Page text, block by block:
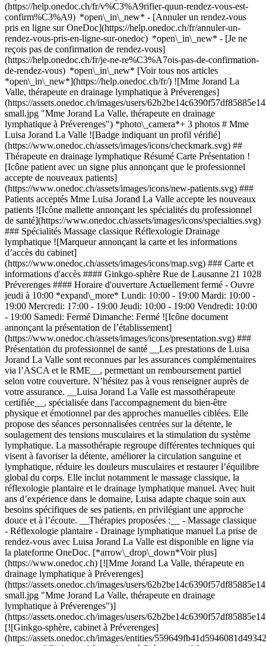
(https://help.onedoc.ch/fr/v%C3%A9rifier-quun-rendez-vous-est-
confirm%C3%A9) *open\_in\_new* - [Annuler un rendez-vous
pris en ligne sur OneDoc](https://help.onedoc.ch/fr/annuler-un-
rendez-vous-pris-en-ligne-sur-onedoc) *open\_in\_new* - [Je ne
reçois pas de confirmation de rendez-vous]
(https://help.onedoc.ch/fr/je-ne-re%C3%A7ois-pas-de-confirmation-
de-rendez-vous) *open\_in\_new* [Voir tous nos articles
*open\_in\_new*](https://help.onedoc.ch/fr/) ![Mme Jorand La
Valle, thérapeute en drainage lymphatique à Préverenges]
(https://assets.onedoc.ch/images/users/
small.jpg "Mme Jorand La Valle, thérapeute en drainage
lymphatique à Préverenges") *photo\_camera*+ 3 photos # Mme
Luisa Jorand La Valle ![Badge indiquant un profil vérifié]
(https://www.onedoc.ch/assets/images/icons/checkmark.svg) ##
Thérapeute en drainage lymphatique Résumé Carte Présentation !
[Icône patient avec un signe plus annonçant que le professionnel
accepte de nouveaux patients]
(https://www.onedoc.ch/assets/images/icons/new-patients.svg) ###
Patients acceptés Mme Luisa Jorand La Valle accepte les nouveaux
patients ![Icône mallette annonçant les spécialités du professionnel
de santé](https://www.onedoc.ch/assets/images/icons/specialties.svg)
### Spécialités Massage classique Réflexologie Drainage
lymphatique ![Marqueur annonçant la carte et les informations
d’accès du cabinet]
(https://www.onedoc.ch/assets/images/icons/map.svg) ### Carte et
informations d'accès #### Ginkgo-sphère Rue de Lausanne 21 1028
Préverenges #### Horaire d'ouverture Actuellement fermé - Ouvre
jeudi à 10:00 *expand\_more* Lundi: 10:00 - 19:00 Mardi: 10:00 -
19:00 Mercredi: 17:00 - 19:00 Jeudi: 10:00 - 19:00 Vendredi: 10:00
- 19:00 Samedi: Fermé Dimanche: Fermé ![Icône document
annonçant la présentation de l’établissement]
(https://www.onedoc.ch/assets/images/icons/presentation.svg) ###
Présentation du professionnel de santé __Les prestations de Luisa
Jorand La Valle sont reconnues par les assurances complémentaires
via l’ASCA et le RME__, permettant un remboursement partiel
selon votre couverture. N’hésitez pas à vous renseigner auprès de
votre assurance. __Luisa Jorand La Valle est massothérapeute
certifiée__, spécialisée dans l'accompagnement du bien-être
physique et émotionnel par des approches manuelles ciblées. Elle
propose des séances personnalisées centrées sur la détente, le
soulagement des tensions musculaires et la stimulation du système
lymphatique. La massothérapie regroupe différentes techniques qui
visent à favoriser la détente, améliorer la circulation sanguine et
lymphatique, réduire les douleurs musculaires et restaurer l’équilibre
global du corps. Elle inclut notamment le massage classique, la
réflexologie plantaire et le drainage lymphatique manuel. Avec huit
ans d’expérience dans le domaine, Luisa adapte chaque soin aux
besoins spécifiques de ses patients, en privilégiant une approche
douce et à l’écoute. __Thérapies proposées :__ - Massage classique
- Réflexologie plantaire - Drainage lymphatique manuel La prise de
rendez-vous avec Luisa Jorand La Valle est disponible en ligne via
la plateforme OneDoc. [*arrow\_drop\_down*Voir plus]
(https://www.onedoc.ch) [![Mme Jorand La Valle, thérapeute en
drainage lymphatique à Préverenges]
(https://assets.onedoc.ch/images/users/
small.jpg "Mme Jorand La Valle, thérapeute en drainage
lymphatique à Préverenges")]
(https://assets.onedoc.ch/images/users/
[![Ginkgo-sphère, cabinet à Préverenges]
(https://assets.onedoc.ch/images/entities/